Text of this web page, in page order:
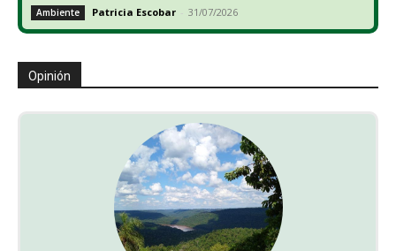
Ambiente Patricia Escobar - 31/07/2026
Opinión